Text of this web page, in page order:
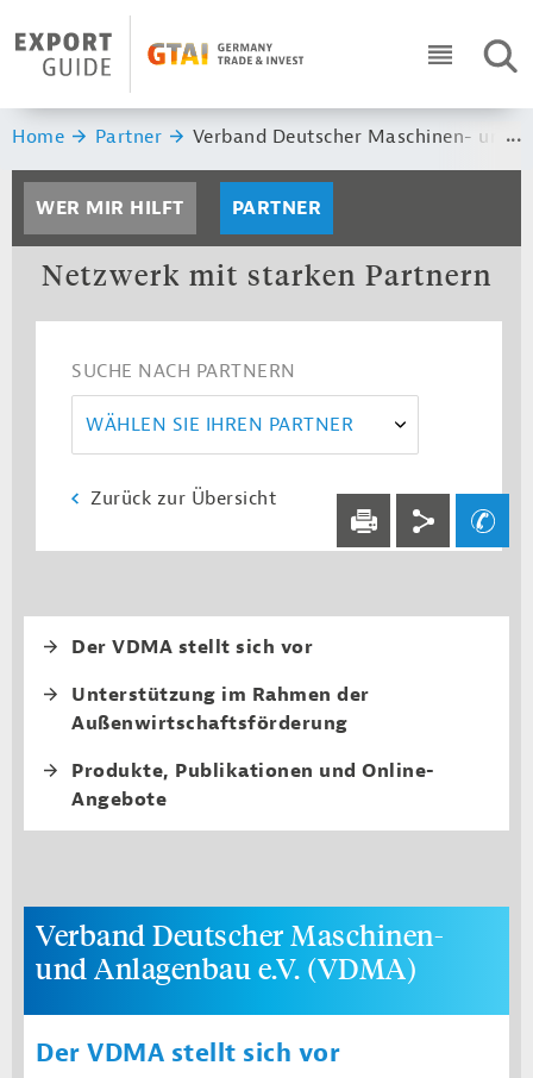
Header Logo
ICON
Sie sind hier:
Home Partner Verband Deutscher Maschinen- und
WER MIR HILFT PARTNER
Netzwerk mit starken Partnern
SUCHE NACH PARTNERN
WÄHLEN SIE IHREN PARTNER
Zurück zur Übersicht
Der VDMA stellt sich vor
Unterstützung im Rahmen der
Außenwirtschaftsförderung
Produkte, Publikationen und Online-
Angebote
Service navi
DRUCKEN
Social navi
Ihre Frage an
Verband Deutscher Maschinen-
und Anlagenbau e.V. (VDMA)
Der VDMA stellt sich vor